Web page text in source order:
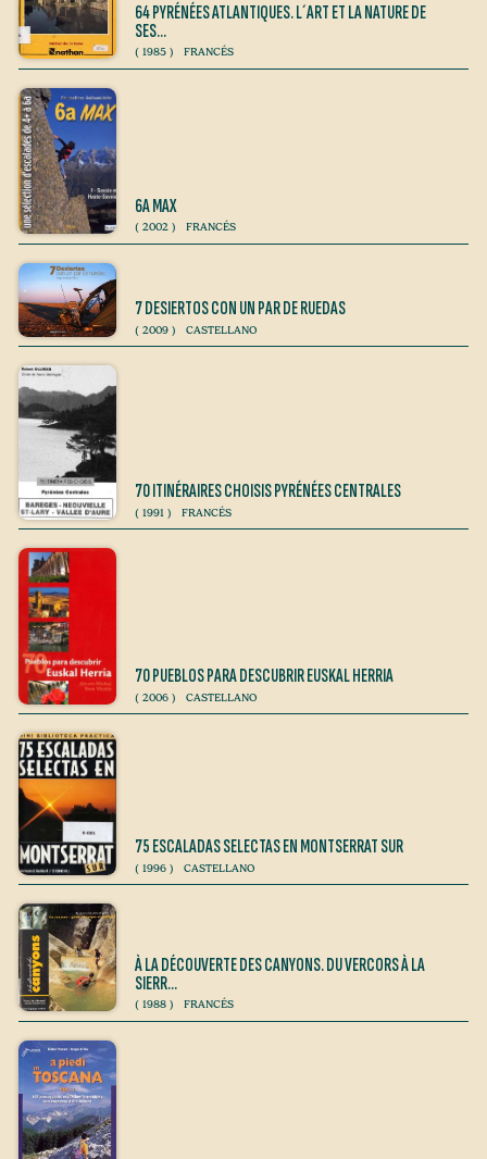
64 PYRÉNÉES ATLANTIQUES. L´ART ET LA NATURE DE
SES…
( 1985 ) FRANCÉS
6A MAX
( 2002 ) FRANCÉS
7 DESIERTOS CON UN PAR DE RUEDAS
( 2009 ) CASTELLANO
70 ITINÉRAIRES CHOISIS PYRÉNÉES CENTRALES
( 1991 ) FRANCÉS
70 PUEBLOS PARA DESCUBRIR EUSKAL HERRIA
( 2006 ) CASTELLANO
75 ESCALADAS SELECTAS EN MONTSERRAT SUR
( 1996 ) CASTELLANO
À LA DÉCOUVERTE DES CANYONS. DU VERCORS À LA
SIERR…
( 1988 ) FRANCÉS